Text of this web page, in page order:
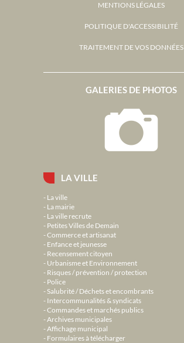
LA VILLE
La ville
La mairie
La ville recrute
Petites Villes de Demain
Commerce et artisanat
Enfance et jeunesse
Recensement citoyen
Urbanisme et Environnement
Risques / prévention / protection
Police
Salubrité / Déchets et encombrants
Intercommunalités & syndicats
Commandes et marchés publics
Archives municipales
Affichage municipal
Formulaires à télécharger
GALERIES DE PHOTOS
MENTIONS LÉGALES
POLITIQUE D'ACCESSIBILITÉ
TRAITEMENT DE VOS DONNÉES